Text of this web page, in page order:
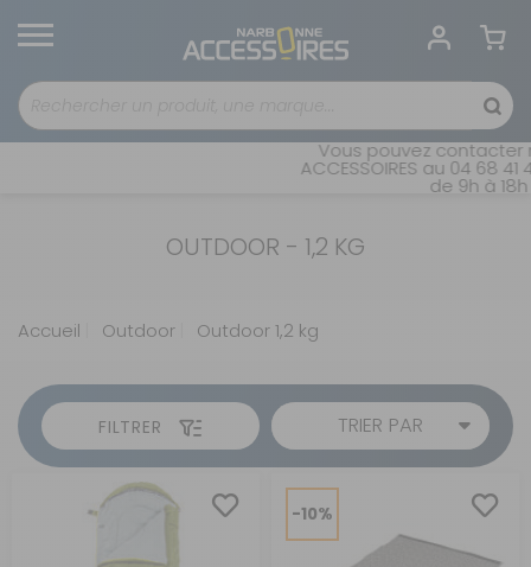
Vous pouvez contacter
ACCESSOIRES au 04 68
de 9h à
OUTDOOR - 1,2 KG
Accueil Outdoor Outdoor 1,2 kg
FILTRER TRIER PAR
-10%